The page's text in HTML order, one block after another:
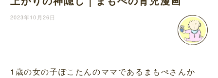
2023年10月26日
1歳の女の子ぽこたんのママであるまもぺさんか